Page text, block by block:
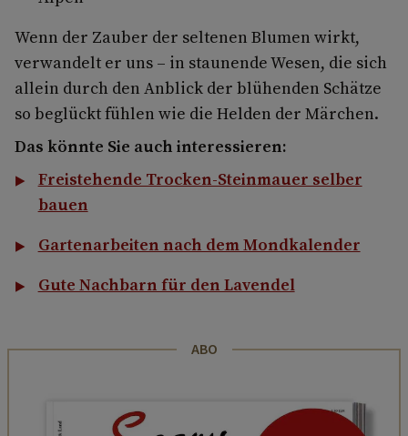
Wenn der Zauber der seltenen Blumen wirkt,
verwandelt er uns – in staunende Wesen, die sich
allein durch den Anblick der blühenden Schätze
so beglückt fühlen wie die Helden der Märchen.
Das könnte Sie auch interessieren:
Freistehende Trocken-Steinmauer selber
bauen
Gartenarbeiten nach dem Mondkalender
Gute Nachbarn für den Lavendel
ABO